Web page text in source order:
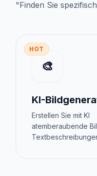
"Finden Sie
HOT
🎨
KI-
Erstellen Sie mit KI
atemberaubende